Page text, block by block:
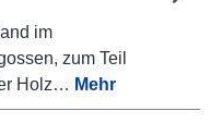
im
zum Teil
Holz… Mehr